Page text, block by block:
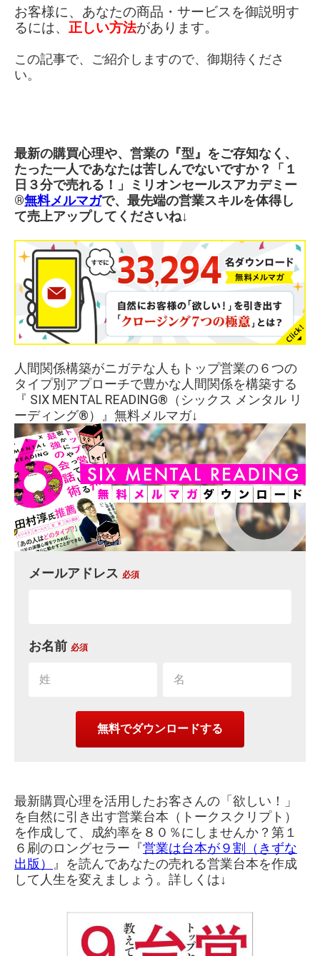
お客様に、 あなたの商品・サービスを御説明す
るには、 正しい方法があります。
この記事で、ご紹介しますので、御期待くださ
い。
最新の購買心理や、営業の『型』をご存知なく、
たった一人であなたは苦しんでないですか？「１
日３分で売れる！」ミリオンセールスアカデミー
®︎無料メルマガで、最先端の営業スキルを体得し
て売上アップしてくださいね↓
人間関係構築がニガテな人もトップ営業の６つの
タイプ別アプローチで豊かな人間関係を構築する
『 SIX MENTAL READING®︎（シックス メンタル リ
ーディング®︎）』無料メルマガ↓
メールアドレス 必須
お名前 必須
最新購買心理を活用したお客さんの「欲しい！」
を自然に引き出す営業台本（トークスクリプト）
を作成して、成約率を８０％にしませんか？第１
６刷のロングセラー『営業は台本が９割（きずな
出版） 』を読んであなたの売れる営業台本を作成
して人生を変えましょう。詳しくは↓